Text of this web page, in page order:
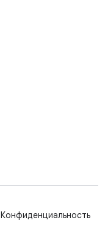
Конфиденциальность